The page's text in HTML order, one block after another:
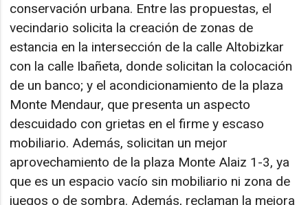
conservación urbana. Entre las propuestas, el
vecindario solicita la creación de zonas de
estancia en la intersección de la calle Altobizkar
con la calle Ibañeta, donde solicitan la colocación
de un banco; y el acondicionamiento de la plaza
Monte Mendaur, que presenta un aspecto
descuidado con grietas en el firme y escaso
mobiliario. Además, solicitan un mejor
aprovechamiento de la plaza Monte Alaiz 1-3, ya
que es un espacio vacío sin mobiliario ni zona de
juegos o de sombra. Además, reclaman la mejora